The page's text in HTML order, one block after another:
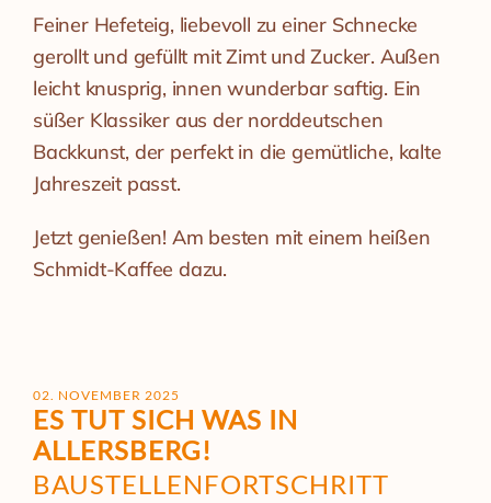
Feiner Hefeteig, liebevoll zu einer Schnecke
gerollt und gefüllt mit Zimt und Zucker. Außen
leicht knusprig, innen wunderbar saftig. Ein
süßer Klassiker aus der norddeutschen
Backkunst, der perfekt in die gemütliche, kalte
Jahreszeit passt.
Jetzt genießen! Am besten mit einem heißen
Schmidt-Kaffee dazu.
02. NOVEMBER 2025
ES TUT SICH WAS IN
ALLERSBERG!
BAUSTELLENFORTSCHRITT